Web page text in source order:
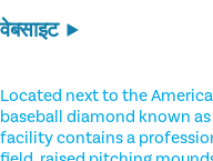
वेबसाइट
Located next to the
baseball diamond known
facility contains a